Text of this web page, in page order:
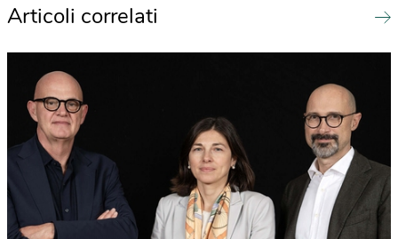
Articoli correlati